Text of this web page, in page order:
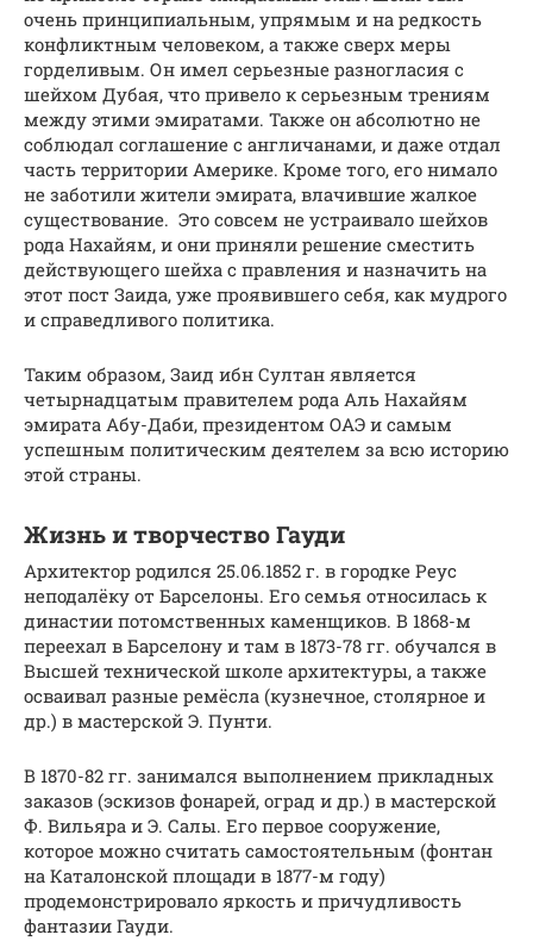
очень принципиальным, упрямым и на редкость
конфликтным человеком, а также сверх меры
горделивым. Он имел серьезные разногласия с
шейхом Дубая, что привело к серьезным трениям
между этими эмиратами. Также он абсолютно не
соблюдал соглашение с англичанами, и даже отдал
часть территории Америке. Кроме того, его нимало
не заботили жители эмирата, влачившие жалкое
существование. Это совсем не устраивало шейхов
рода Нахайям, и они приняли решение сместить
действующего шейха с правления и назначить на
этот пост Заида, уже проявившего себя, как мудрого
и справедливого политика.
Таким образом, Заид ибн Султан является
четырнадцатым правителем рода Аль Нахайям
эмирата Абу-Даби, президентом ОАЭ и самым
успешным политическим деятелем за всю историю
этой страны.
Жизнь и творчество Гауди
Архитектор родился 25.06.1852 г. в городке Реус
неподалёку от Барселоны. Его семья относилась к
династии потомственных каменщиков. В 1868-м
переехал в Барселону и там в 1873-78 гг. обучался в
Высшей технической школе архитектуры, а также
осваивал разные ремёсла (кузнечное, столярное и
др.) в мастерской Э. Пунти.
В 1870-82 гг. занимался выполнением прикладных
заказов (эскизов фонарей, оград и др.) в мастерской
Ф. Вильяра и Э. Салы. Его первое сооружение,
которое можно считать самостоятельным (фонтан
на Каталонской площади в 1877-м году)
продемонстрировало яркость и причудливость
фантазии Гауди.